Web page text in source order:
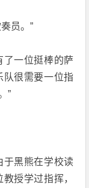
员。”
了一位挺棒的萨
队很需要一位指
”
于黑熊在学校读
授学过指挥，